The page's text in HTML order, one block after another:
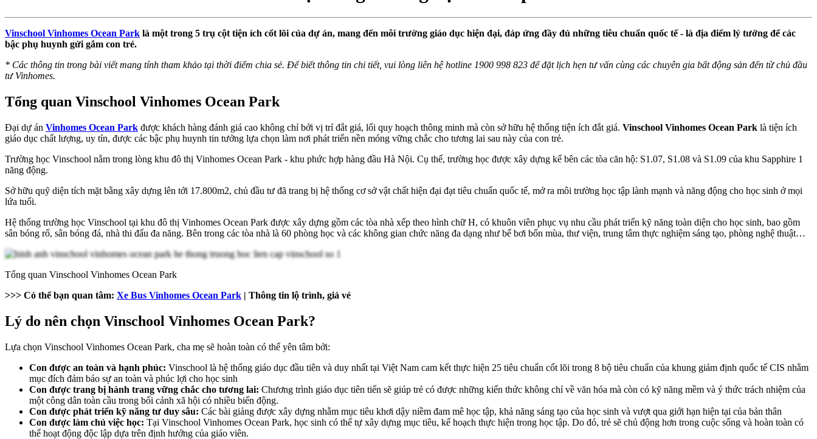
Vinschool Vinhomes Ocean Park là một trong 5 trụ cột tiện ích cốt lõi của dự án, mang đến môi trường giáo dục hiện đại, đáp ứng đầy đủ những tiêu chuẩn quốc tế - là địa điểm lý tưởng để các
bậc phụ huynh gửi gắm con trẻ.
* Các thông tin trong bài viết mang tính tham khảo tại thời điểm chia sẻ. Để biết thông tin chi tiết, vui lòng liên hệ hotline 1900 998 823 để đặt lịch hẹn tư vấn cùng các chuyên gia bất động sản đến từ chủ đầu
tư Vinhomes.
Tổng quan Vinschool Vinhomes Ocean Park
Đại dự án Vinhomes Ocean Park được khách hàng đánh giá cao không chỉ bởi vị trí đắt giá, lối quy hoạch thông minh mà còn sở hữu hệ thống tiện ích đắt giá. Vinschool Vinhomes Ocean Park là tiện ích
giáo dục chất lượng, uy tín, được các bậc phụ huynh tin tưởng lựa chọn làm nơi phát triển nền móng vững chắc cho tương lai sau này của con trẻ.
Trường học Vinschool nằm trong lòng khu đô thị Vinhomes Ocean Park - khu phức hợp hàng đầu Hà Nội. Cụ thể, trường học được xây dựng kế bên các tòa căn hộ: S1.07, S1.08 và S1.09 của khu Sapphire 1
năng động.
Sở hữu quỹ diện tích mặt bằng xây dựng lên tới 17.800m2, chủ đầu tư đã trang bị hệ thống cơ sở vật chất hiện đại đạt tiêu chuẩn quốc tế, mở ra môi trường học tập lành mạnh và năng động cho học sinh ở mọi
lứa tuổi.
Hệ thống trường học Vinschool tại khu đô thị Vinhomes Ocean Park được xây dựng gồm các tòa nhà xếp theo hình chữ H, có khuôn viên phục vụ nhu cầu phát triển kỹ năng toàn diện cho học sinh, bao gồm
sân bóng rổ, sân bóng đá, nhà thi đấu đa năng. Bên trong các tòa nhà là 60 phòng học và các không gian chức năng đa dạng như bể bơi bốn mùa, thư viện, trung tâm thực nghiệm sáng tạo, phòng nghệ thuật…
Tổng quan Vinschool Vinhomes Ocean Park
>>> Có thể bạn quan tâm: Xe Bus Vinhomes Ocean Park | Thông tin lộ trình, giá vé
Lý do nên chọn Vinschool Vinhomes Ocean Park?
Lựa chọn Vinschool Vinhomes Ocean Park, cha mẹ sẽ hoàn toàn có thể yên tâm bởi:
Con được an toàn và hạnh phúc: Vinschool là hệ thống giáo dục đầu tiên và duy nhất tại Việt Nam cam kết thực hiện 25 tiêu chuẩn cốt lõi trong 8 bộ tiêu chuẩn của khung giám định quốc tế CIS nhằm
mục đích đảm bảo sự an toàn và phúc lợi cho học sinh
Con được trang bị hành trang vững chắc cho tương lai: Chương trình giáo dục tiên tiến sẽ giúp trẻ có được những kiến thức không chỉ về văn hóa mà còn có kỹ năng mềm và ý thức trách nhiệm của
một công dân toàn cầu trong bối cảnh xã hội có nhiều biến động.
Con được phát triển kỹ năng tư duy sâu: Các bài giảng được xây dựng nhằm mục tiêu khơi dậy niềm đam mê học tập, khả năng sáng tạo của học sinh và vượt qua giới hạn hiện tại của bản thân
Con được làm chủ việc học: Tại Vinschool Vinhomes Ocean Park, học sinh có thể tự xây dựng mục tiêu, kế hoạch thực hiện trong học tập. Do đó, trẻ sẽ chủ động hơn trong cuộc sống và hoàn toàn có
thể hoạt động độc lập dựa trên định hướng của giáo viên.